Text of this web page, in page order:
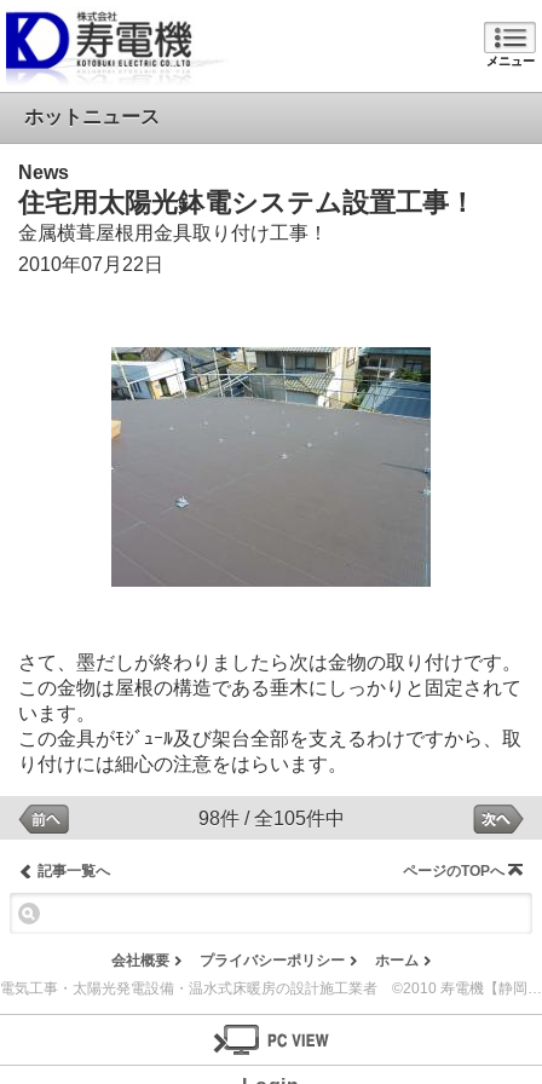
メニュー
ホットニュース
News
住宅用太陽光鉢電システム設置工事！
金属横葺屋根用金具取り付け工事！
2010年07月22日
さて、墨だしが終わりましたら次は金物の取り付けです。
この金物は屋根の構造である垂木にしっかりと固定されて
います。
この金具がﾓｼﾞｭｰﾙ及び架台全部を支えるわけですから、取
り付けには細心の注意をはらいます。
98件 / 全105件中
記事一覧へ ページのTOPへ
会社概要 プライバシーポリシー
ホーム
電気工事・太陽光発電設備・温水式床暖房の設計施工業者 ©2010 寿電機【静岡県島田市】